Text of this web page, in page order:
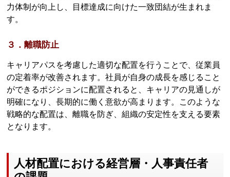
力体制が向上し、目標達成に向けた一致団結が生まれま
す。
３．離職防止
キャリアパスを考慮した適切な配置を行うことで、従業員
の定着率が改善されます。社員が自身の成長を感じること
ができるポジションに配置されると、キャリアの見通しが
明確になり、長期的に働く意欲が高まります。このような
戦略的な配置は、離職を防ぎ、組織の安定性を支える要素
となります。
人材配置における経営層・人事責任者